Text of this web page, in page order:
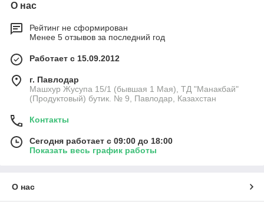
О нас
Рейтинг не сформирован
Менее 5 отзывов за последний год
Работает с 15.09.2012
г. Павлодар
Машхур Жусупа 15/1 (бывшая 1 Мая), ТД "Манакбай"
(Продуктовый) бутик. № 9, Павлодар, Казахстан
Контакты
Сегодня работает с 09:00 до 18:00
Показать весь график работы
О нас